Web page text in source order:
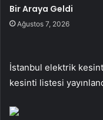
Bir Araya Geldi
Ağustos 7, 2026
İstanbul elektrik
kesinti listesi